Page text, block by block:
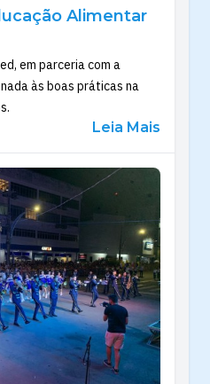
Alimentar
em parceria com a
às boas práticas na
Leia Mais